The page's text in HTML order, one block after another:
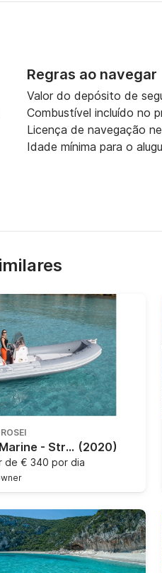
Regras ao navegar
Valor do depósito de
Combustível incluído no
Licença de navegação
Idade mínima para o
Sacs Marine - Strider 10 (2020)
de € 340 por dia